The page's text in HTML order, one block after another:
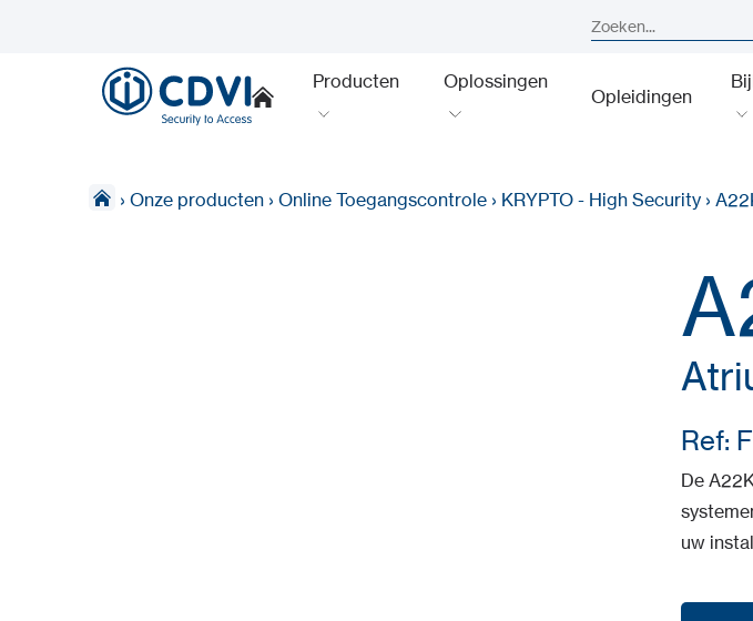
Producten Oplossingen
Opleidingen
› Onze producten › Online Toegangscontrole › KRYPTO - High Security ›
Ref:
De
uw